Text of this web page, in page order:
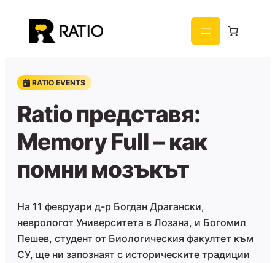
съдържанието
RATIO EVENTS
Ratio представя:
Memory Full – как
помни мозъкът
На 11 февруари д-р Богдан Драгански,
неврологот Университета в Лозана, и Богомил
Пешев, студент от Биологическия факултет към
СУ, ще ни запознаят с историческите традиции